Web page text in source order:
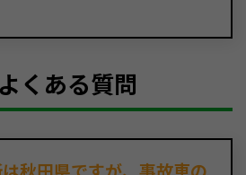
くある質問